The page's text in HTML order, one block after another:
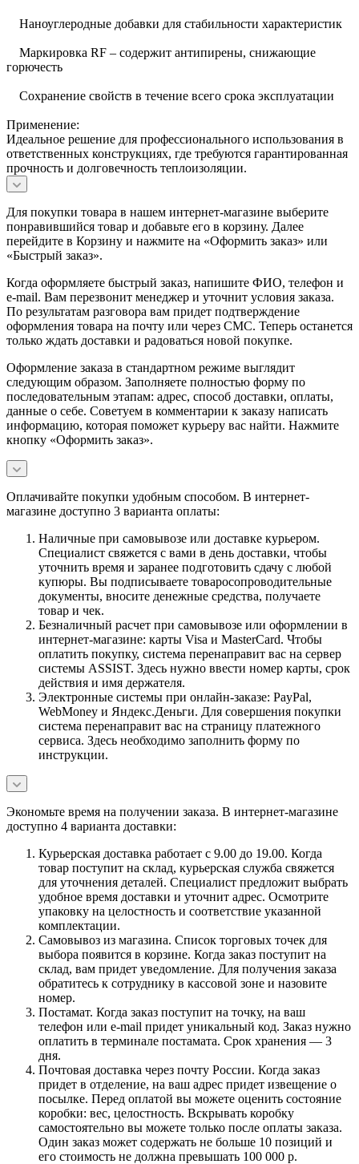
Наноуглеродные добавки для стабильности характеристик
Маркировка RF – содержит антипирены, снижающие
горючесть
Сохранение свойств в течение всего срока эксплуатации
Применение:
Идеальное решение для профессионального использования в
ответственных конструкциях, где требуются гарантированная
прочность и долговечность теплоизоляции.
Для покупки товара в нашем интернет-магазине выберите
понравившийся товар и добавьте его в корзину. Далее
перейдите в Корзину и нажмите на «Оформить заказ» или
«Быстрый заказ».
Когда оформляете быстрый заказ, напишите ФИО, телефон и
e-mail. Вам перезвонит менеджер и уточнит условия заказа.
По результатам разговора вам придет подтверждение
оформления товара на почту или через СМС. Теперь останется
только ждать доставки и радоваться новой покупке.
Оформление заказа в стандартном режиме выглядит
следующим образом. Заполняете полностью форму по
последовательным этапам: адрес, способ доставки, оплаты,
данные о себе. Советуем в комментарии к заказу написать
информацию, которая поможет курьеру вас найти. Нажмите
кнопку «Оформить заказ».
Оплачивайте покупки удобным способом. В интернет-
магазине доступно 3 варианта оплаты:
Наличные при самовывозе или доставке курьером.
Специалист свяжется с вами в день доставки, чтобы
уточнить время и заранее подготовить сдачу с любой
купюры. Вы подписываете товаросопроводительные
документы, вносите денежные средства, получаете
товар и чек.
Безналичный расчет при самовывозе или оформлении в
интернет-магазине: карты Visa и MasterCard. Чтобы
оплатить покупку, система перенаправит вас на сервер
системы ASSIST. Здесь нужно ввести номер карты, срок
действия и имя держателя.
Электронные системы при онлайн-заказе: PayPal,
WebMoney и Яндекс.Деньги. Для совершения покупки
система перенаправит вас на страницу платежного
сервиса. Здесь необходимо заполнить форму по
инструкции.
Экономьте время на получении заказа. В интернет-магазине
доступно 4 варианта доставки:
Курьерская доставка работает с 9.00 до 19.00. Когда
товар поступит на склад, курьерская служба свяжется
для уточнения деталей. Специалист предложит выбрать
удобное время доставки и уточнит адрес. Осмотрите
упаковку на целостность и соответствие указанной
комплектации.
Самовывоз из магазина. Список торговых точек для
выбора появится в корзине. Когда заказ поступит на
склад, вам придет уведомление. Для получения заказа
обратитесь к сотруднику в кассовой зоне и назовите
номер.
Постамат. Когда заказ поступит на точку, на ваш
телефон или e-mail придет уникальный код. Заказ нужно
оплатить в терминале постамата. Срок хранения — 3
дня.
Почтовая доставка через почту России. Когда заказ
придет в отделение, на ваш адрес придет извещение о
посылке. Перед оплатой вы можете оценить состояние
коробки: вес, целостность. Вскрывать коробку
самостоятельно вы можете только после оплаты заказа.
Один заказ может содержать не больше 10 позиций и
его стоимость не должна превышать 100 000 р.